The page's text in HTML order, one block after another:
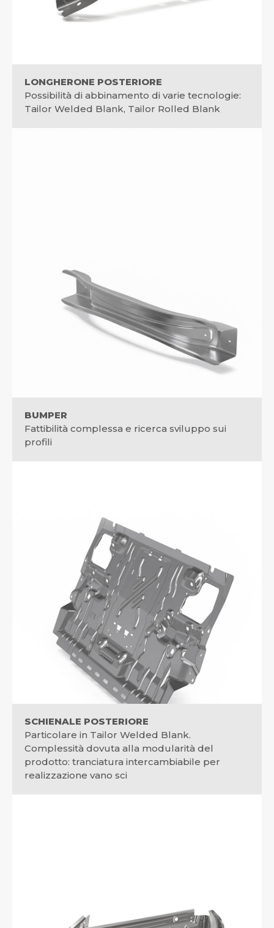
LONGHERONE POSTERIORE
Possibilità di abbinamento di varie tecnologie:
Tailor Welded Blank, Tailor Rolled Blank
BUMPER
Fattibilità complessa e ricerca sviluppo sui
profili
SCHIENALE POSTERIORE
Particolare in Tailor Welded Blank.
Complessità dovuta alla modularità del
prodotto: tranciatura intercambiabile per
realizzazione vano sci